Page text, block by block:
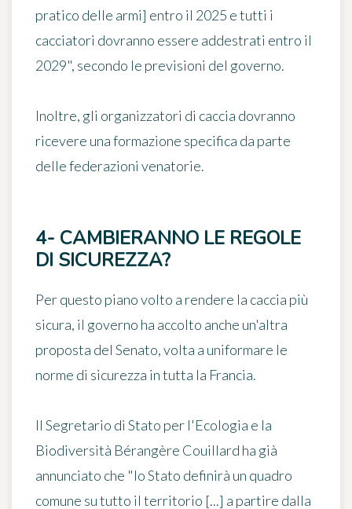
pratico delle armi] entro il 2025 e tutti i
cacciatori dovranno essere addestrati entro il
2029", secondo le previsioni del governo.
Inoltre, gli organizzatori di caccia dovranno
ricevere una formazione specifica da parte
delle federazioni venatorie.
4- CAMBIERANNO LE REGOLE
DI SICUREZZA?
Per questo piano volto a rendere la caccia più
sicura, il governo ha accolto anche un'altra
proposta del Senato, volta a uniformare le
norme di sicurezza in tutta la Francia.
Il Segretario di Stato per l'Ecologia e la
Biodiversità Bérangère Couillard ha già
annunciato che "lo Stato definirà un quadro
comune su tutto il territorio [...] a partire dalla